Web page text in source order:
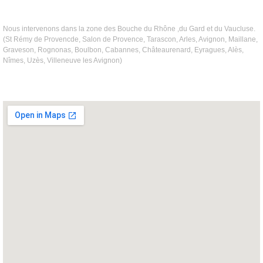
Nous intervenons dans la zone des Bouche du Rhône ,du Gard et du Vaucluse.
(St Rémy de Provencde, Salon de Provence, Tarascon, Arles, Avignon, Maillane,
Graveson, Rognonas, Boulbon, Cabannes, Châteaurenard, Eyragues, Alès,
Nîmes, Uzès, Villeneuve les Avignon)